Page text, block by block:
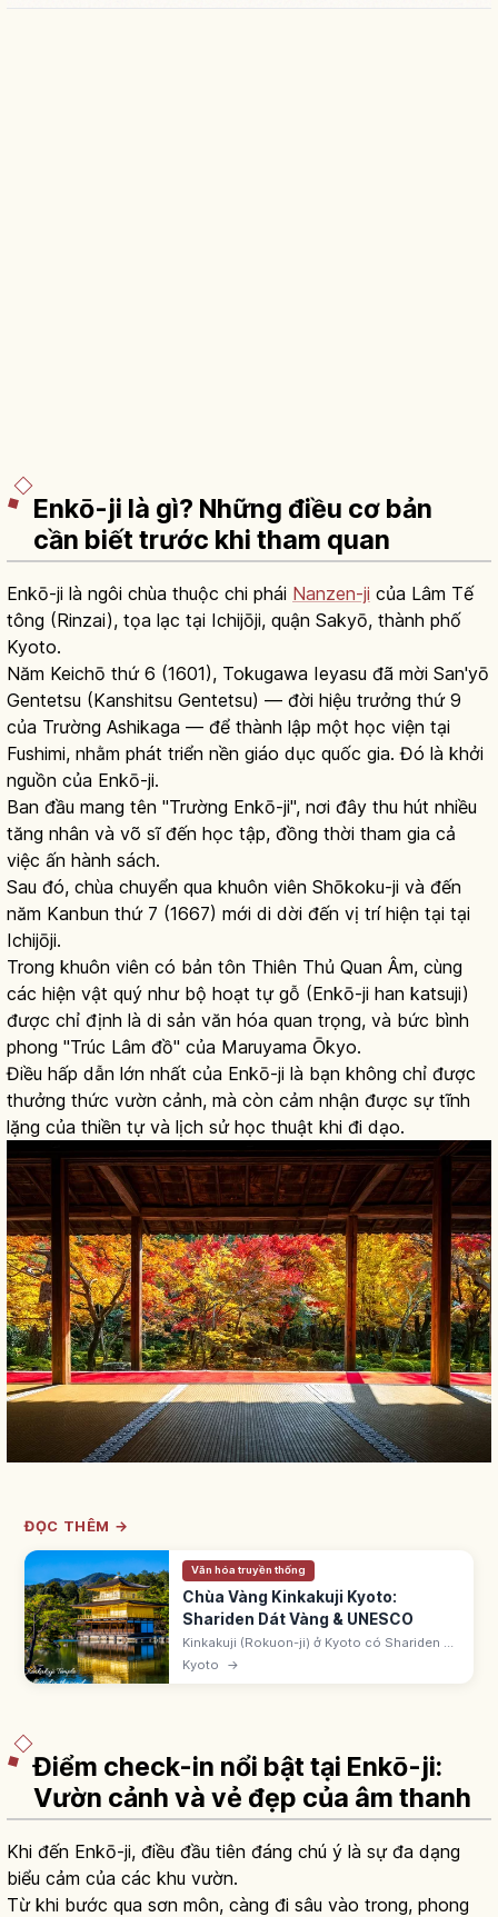
Enkō-ji là gì? Những điều cơ bản
cần biết trước khi tham quan
Enkō-ji là ngôi chùa thuộc chi phái Nanzen-ji của Lâm Tế
tông (Rinzai), tọa lạc tại Ichijōji, quận Sakyō, thành phố
Kyoto.
Năm Keichō thứ 6 (1601), Tokugawa Ieyasu đã mời San'yō
Gentetsu (Kanshitsu Gentetsu) — đời hiệu trưởng thứ 9
của Trường Ashikaga — để thành lập một học viện tại
Fushimi, nhằm phát triển nền giáo dục quốc gia. Đó là khởi
nguồn của Enkō-ji.
Ban đầu mang tên "Trường Enkō-ji", nơi đây thu hút nhiều
tăng nhân và võ sĩ đến học tập, đồng thời tham gia cả
việc ấn hành sách.
Sau đó, chùa chuyển qua khuôn viên Shōkoku-ji và đến
năm Kanbun thứ 7 (1667) mới di dời đến vị trí hiện tại tại
Ichijōji.
Trong khuôn viên có bản tôn Thiên Thủ Quan Âm, cùng
các hiện vật quý như bộ hoạt tự gỗ (Enkō-ji han katsuji)
được chỉ định là di sản văn hóa quan trọng, và bức bình
phong "Trúc Lâm đồ" của Maruyama Ōkyo.
Điều hấp dẫn lớn nhất của Enkō-ji là bạn không chỉ được
thưởng thức vườn cảnh, mà còn cảm nhận được sự tĩnh
lặng của thiền tự và lịch sử học thuật khi đi dạo.
ĐỌC THÊM →
Văn hóa truyền thống
Chùa Vàng Kinkakuji Kyoto:
Shariden Dát Vàng & UNESCO
Kinkakuji (Rokuon-ji) ở Kyoto có Shariden 3
tầng dát lá vàng, do Ashikaga Yoshimitsu
xây thời Muromachi. Di sản UNESCO 1994.
Kyoto →
Điểm check-in nổi bật tại Enkō-ji:
Vườn cảnh và vẻ đẹp của âm thanh
Khi đến Enkō-ji, điều đầu tiên đáng chú ý là sự đa dạng
biểu cảm của các khu vườn.
Từ khi bước qua sơn môn, càng đi sâu vào trong, phong